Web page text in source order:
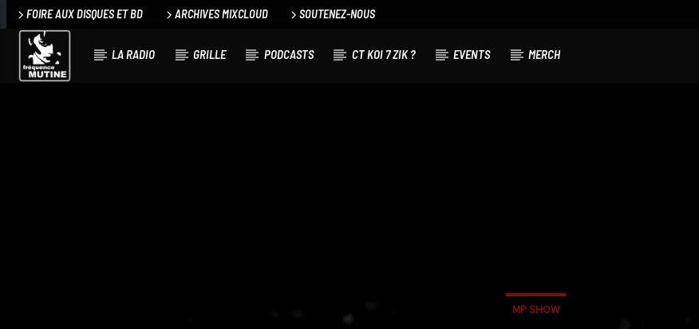
FOIRE AUX DISQUES ET BD ARCHIVES MIXCLOUD SOUTENEZ-NOUS
LA RADIO GRILLE PODCASTS CT KOI 7 ZIK ? EVENTS MERCH
MP SHOW